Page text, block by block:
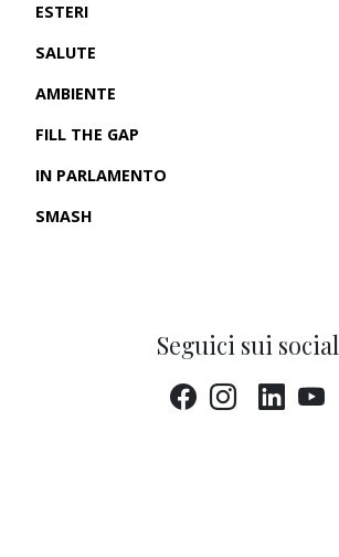
ESTERI
SALUTE
AMBIENTE
FILL THE GAP
IN PARLAMENTO
SMASH
Seguici sui social